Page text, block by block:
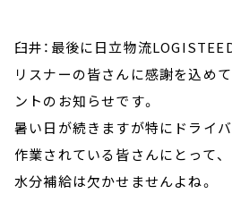
臼井：最後に日立物流
リスナーの皆さんに感謝を込めて
ントのお知らせです。
暑い日が続きますが特にドライ
作業されている皆さんにとって、
水分補給は欠かせませんよね。